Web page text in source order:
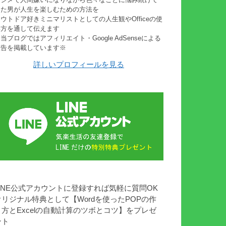
男が人生を楽しむための方法を
トドア好きミニマリストとしての人生観やOfficeの使
を通して伝えます
ブログではアフィリエイト・Google AdSenseによる
を掲載しています※
詳しいプロフィールを見る
公式アカウントに登録すれば気軽に質問OK
リジナル特典として【Wordを使ったPOPの作
方とExcelの自動計算のツボとコツ】をプレゼ